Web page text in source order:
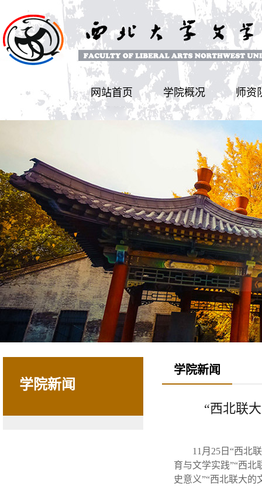
网站首页 学院概况 师资
学院新闻
学院新闻
“西北联
11月25日“西北
育与文学实践”“西北
史意义”“西北联大的